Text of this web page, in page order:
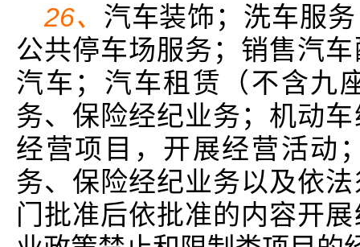
26、 汽车装饰；洗车服
公共停车场服务；销售汽
汽车；汽车租赁（不含九
务、保险经纪业务；机动
经营项目，开展经营活动
务、保险经纪业务以及依
门批准后依批准的内容开